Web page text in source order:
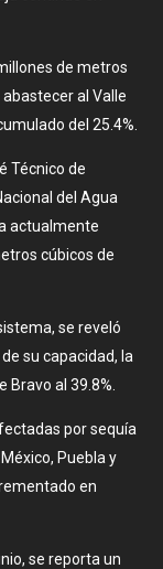
de metros
al Valle
del 25.4%.
Técnico de
del Agua
actualmente
cúbicos de
se reveló
su capacidad, la
Bravo al 39.8%.
por sequía
Puebla y
en
se reporta un